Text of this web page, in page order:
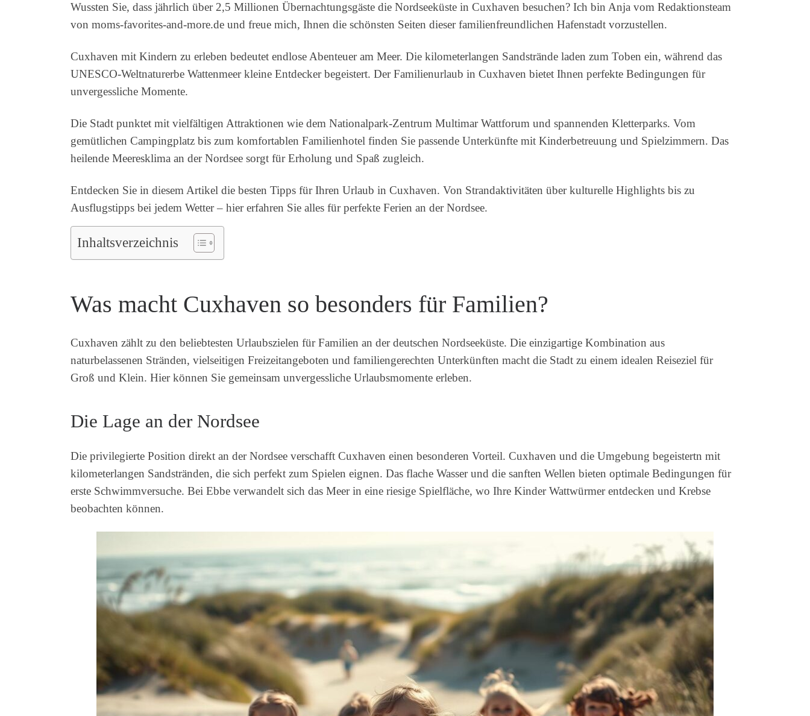
Wussten Sie, dass jährlich über 2,5 Millionen Übernachtungsgäste die Nordseeküste in Cuxhaven besuchen? Ich bin Anja vom Redaktionsteam
von moms-favorites-and-more.de und freue mich, Ihnen die schönsten Seiten dieser familienfreundlichen Hafenstadt vorzustellen.
Cuxhaven mit Kindern zu erleben bedeutet endlose Abenteuer am Meer. Die kilometerlangen Sandstrände laden zum Toben ein, während das
UNESCO-Weltnaturerbe Wattenmeer kleine Entdecker begeistert. Der Familienurlaub in Cuxhaven bietet Ihnen perfekte Bedingungen für
unvergessliche Momente.
Die Stadt punktet mit vielfältigen Attraktionen wie dem Nationalpark-Zentrum Multimar Wattforum und spannenden Kletterparks. Vom
gemütlichen Campingplatz bis zum komfortablen Familienhotel finden Sie passende Unterkünfte mit Kinderbetreuung und Spielzimmern. Das
heilende Meeresklima an der Nordsee sorgt für Erholung und Spaß zugleich.
Entdecken Sie in diesem Artikel die besten Tipps für Ihren Urlaub in Cuxhaven. Von Strandaktivitäten über kulturelle Highlights bis zu
Ausflugstipps bei jedem Wetter – hier erfahren Sie alles für perfekte Ferien an der Nordsee.
Inhaltsverzeichnis
Was macht Cuxhaven so besonders für Familien?
Cuxhaven zählt zu den beliebtesten Urlaubszielen für Familien an der deutschen Nordseeküste. Die einzigartige Kombination aus
naturbelassenen Stränden, vielseitigen Freizeitangeboten und familiengerechten Unterkünften macht die Stadt zu einem idealen Reiseziel für
Groß und Klein. Hier können Sie gemeinsam unvergessliche Urlaubsmomente erleben.
Die Lage an der Nordsee
Die privilegierte Position direkt an der Nordsee verschafft Cuxhaven einen besonderen Vorteil. Cuxhaven und die Umgebung begeistertn mit
kilometerlangen Sandstränden, die sich perfekt zum Spielen eignen. Das flache Wasser und die sanften Wellen bieten optimale Bedingungen für
erste Schwimmversuche. Bei Ebbe verwandelt sich das Meer in eine riesige Spielfläche, wo Ihre Kinder Wattwürmer entdecken und Krebse
beobachten können.